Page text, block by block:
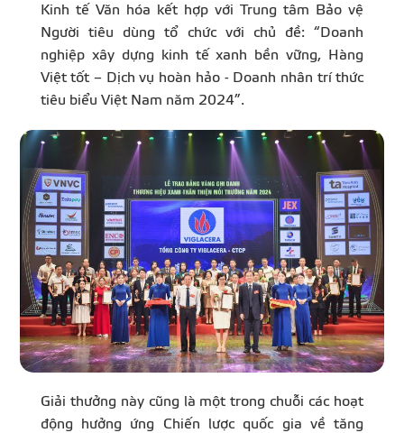
TIN SỰ KIỆN
TIN CHUYÊN MÔN
LIÊN HỆ - TƯ
Kinh tế Văn hóa kết hợp với Trung tâm Bảo vệ
Người tiêu dùng tổ chức với chủ đề: “Doanh
nghiệp xây dựng kinh tế xanh bền vững, Hàng
Việt tốt – Dịch vụ hoàn hảo - Doanh nhân trí thức
tiêu biểu Việt Nam năm 2024”.
Giải thưởng này cũng là một trong chuỗi các hoạt
động hưởng ứng Chiến lược quốc gia về tăng